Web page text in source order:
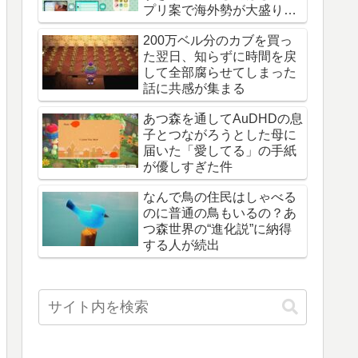
プリ案で海外勢が大盛り上
がり
200万ベル分のカブを買っ
た翌日、知らずに時間を戻
して全部腐らせてしまった
話に共感が集まる
あつ森を通してAuDHDの息
子とつながろうとした母に
届いた「愛してる」の手紙
が優しすぎた件
なんで鳥の住民はしゃべる
のに普通の鳥もいるの？あ
つ森世界の“進化説”に納得
する人が続出